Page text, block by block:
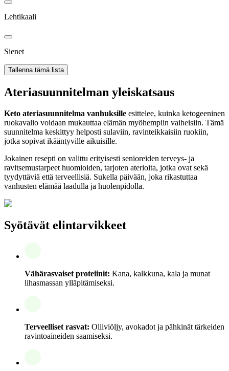
Lehtikaali
Sienet
Tallenna tämä lista
Ateriasuunnitelman yleiskatsaus
Keto ateriasuunnitelma vanhuksille esittelee, kuinka ketogeeninen
ruokavalio voidaan mukauttaa elämän myöhempiin vaiheisiin. Tämä
suunnitelma keskittyy helposti sulaviin, ravinteikkaisiin ruokiin,
jotka sopivat ikääntyville aikuisille.
Jokainen resepti on valittu erityisesti senioreiden terveys- ja
ravitsemustarpeet huomioiden, tarjoten aterioita, jotka ovat sekä
tyydyttäviä että terveellisiä. Sukella päivään, joka rikastuttaa
vanhusten elämää laadulla ja huolenpidolla.
Syötävät elintarvikkeet
Vähärasvaiset proteiinit: Kana, kalkkuna, kala ja munat
lihasmassan ylläpitämiseksi.
Terveelliset rasvat: Oliiviöljy, avokadot ja pähkinät tärkeiden
ravintoaineiden saamiseksi.